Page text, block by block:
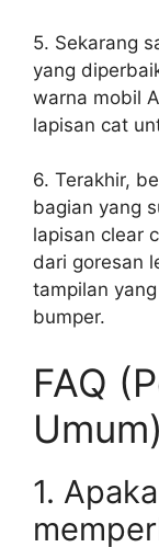
5. Sekarang
yang
warna mobil
lapisan cat
6. Terakhir,
bagian yang
lapisan clear
dari goresan
tampilan
bumper.
FAQ
Umum)
1.